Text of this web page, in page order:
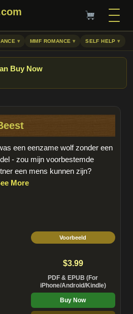
MMF ROMANCE SELF HELP
Buy Now
een eenzame wolf zonder een
- zou mijn voorbestemde
een mens kunnen zijn?
More
Voorbeeld
$3.99
PDF & EPUB (For
iPhone/Android/Kindle)
Buy Now